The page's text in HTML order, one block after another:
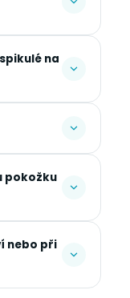
na
pokožku
nebo při